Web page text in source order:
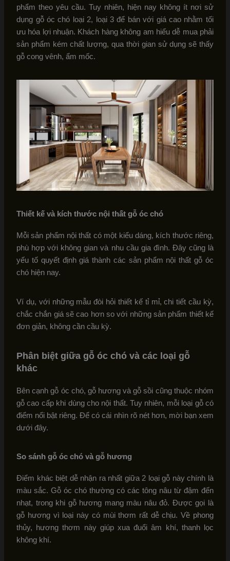
phẩm theo yêu cầu. Tuy nhiên, hiện nay không ít nơi sử
dụng gỗ óc chó loại 2, loại 3 để bán với giá cao nhằm tối
ưu hóa lợi nhuận. Khách hàng không am hiểu dễ mua phải
sản phẩm kém chất lượng, qua thời gian sử dụng sẽ thấy
gỗ cong vênh, ẩm mốc.
Thiết kế và kích thước nội thất gỗ óc chó
Mỗi sản phẩm nội thất có một kiểu dáng, kích thước riêng,
phù hợp với không gian và nhu cầu gia đình. Đây cũng là
yếu tố quyết định giá thành các sản phẩm nội thất gỗ óc
chó hiện nay.
Ví dụ, với những mẫu đòi hỏi thiết kế tỉ mỉ, chi tiết cầu kỳ,
chắc chắn giá sẽ cao hơn so với những sản phẩm thiết kế
đơn giản, không cần cầu kỳ.
Phân biệt giữa gỗ óc chó và các loại gỗ
khác
Bên cạnh gỗ óc chó, gỗ hương và gỗ sồi cũng thuộc nhóm
gỗ cao cấp khi dùng cho nội thất. Tuy nhiên, mỗi loại gỗ có
điểm nổi bật riêng. Để có cái nhìn rõ nét hơn, mời bạn xem
dưới đây.
So sánh gỗ óc chó và gỗ hương
Điểm khác biệt dễ nhận ra nhất giữa 2 loại gỗ này chính là
màu sắc. Gỗ óc chó thường có các tông nâu từ đậm đến
nhạt, trong khi gỗ hương mang màu nâu đỏ. Được gọi là
gỗ hương vì loại này có mùi thơm rất dễ chịu. Về phong
thủy, hương thơm này giúp xua đuổi âm khí, thanh lọc
không khí.